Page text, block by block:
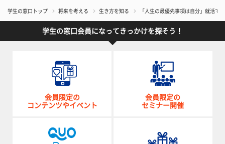
学生の窓口トップ 将来を考える 生き方を知る 「人生の最優先事項は自分」就活
学生の窓口会員になってきっかけを探そう！
会員限定の
コンテンツやイベント
会員限定の
セミナー開催